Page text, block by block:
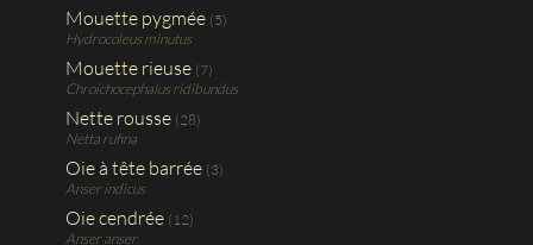
Mouette pygmée (5)
Hydrocoleus minutus
Mouette rieuse (7)
Chroichocephalus ridibundus
Nette rousse (28)
Netta rufina
Oie à tête barrée (3)
Anser indicus
Oie cendrée (12)
Anser anser